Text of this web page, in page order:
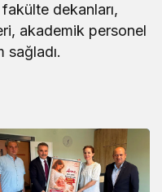
dekanları,
akademik personel
sağladı.